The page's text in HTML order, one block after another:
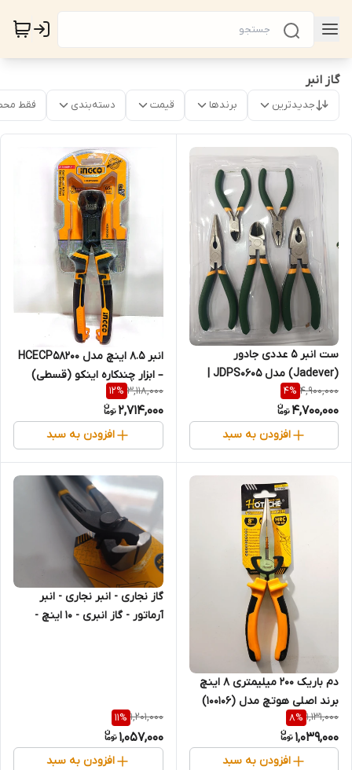
گاز انبر
جدیدترین برندها قیمت دسته‌بندی فقط
ست انبر ۵ عددی جادور
مجموعه کامل ابزار دستی حرفه‌ای
(قسطی)
4,900,000
4%
4,700,000
افزودن به سبد
انبر 8.5 اینچ مدل HCECP58200
– ابزار چندکاره اینکو (قسطی)
3,118,000
12%
2,714,000
افزودن به سبد
دم باریک 200 میلیمتری 8 اینچ
برند اصلی هوتچ مدل (100106)
(قسطی)
1,131,000
8%
1,039,000
افزودن به سبد
گاز نجاری - انبر نجاری - انبر
آرماتور - گاز انبری - 10 اینچ -
1,201,000
11%
1,057,000
افزودن به سبد